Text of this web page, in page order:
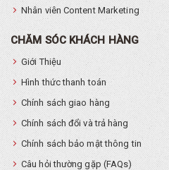
Nhân viên Content Marketing
CHĂM SÓC KHÁCH HÀNG
Giới Thiệu
Hình thức thanh toán
Chính sách giao hàng
Chính sách đổi và trả hàng
Chính sách bảo mật thông tin
Câu hỏi thường gặp (FAQs)